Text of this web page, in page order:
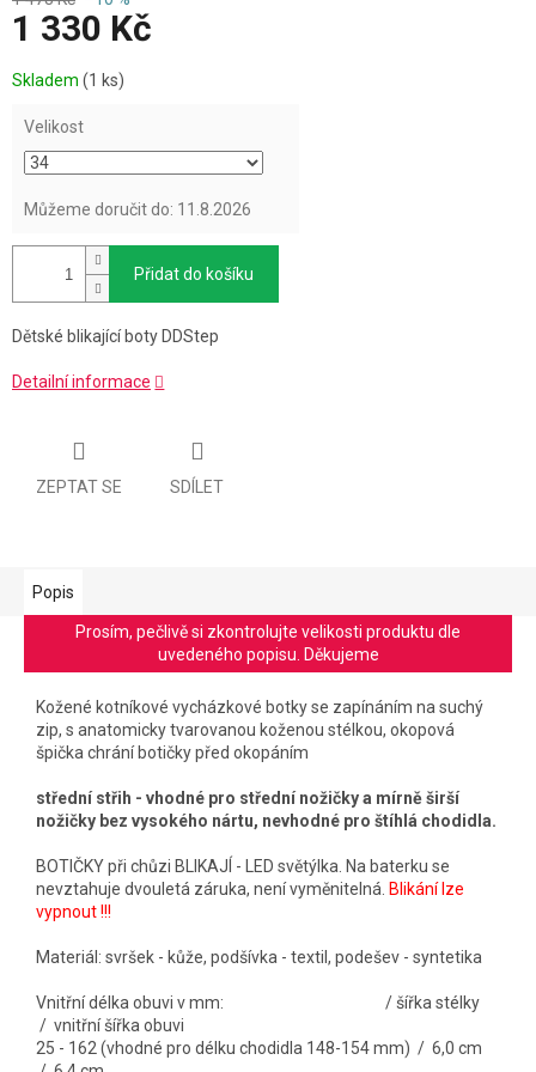
1 330 Kč
cena:
Skladem (1 ks)
Velikost
Můžeme doručit do: 11.8.2026
Přidat do košíku
Dětské blikající boty DDStep
Detailní informace
ZEPTAT SE SDÍLET
Popis
Prosím, pečlivě si zkontrolujte velikosti produktu dle
uvedeného popisu. Děkujeme
Kožené kotníkové vycházkové botky se zapínáním na suchý
zip, s anatomicky tvarovanou koženou stélkou, okopová
špička chrání botičky před okopáním
střední střih - vhodné pro střední nožičky a mírně širší
nožičky bez vysokého nártu, nevhodné pro štíhlá chodidla.
BOTIČKY při chůzi BLIKAJÍ - LED světýlka. Na baterku se
nevztahuje dvouletá záruka, není vyměnitelná. Blikání lze
vypnout !!!
Materiál: svršek - kůže, podšívka - textil, podešev - syntetika
Vnitřní délka obuvi v mm: / šířka stélky
/ vnitřní šířka obuvi
25 - 162 (vhodné pro délku chodidla 148-154 mm) / 6,0 cm